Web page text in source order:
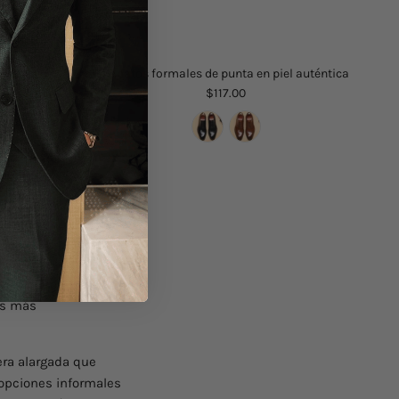
Zapatos formales de punta en piel auténtica
$117.00
un toque de
más
alargada que
informales